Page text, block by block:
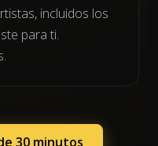
incluidos los
para ti.
30 minutos